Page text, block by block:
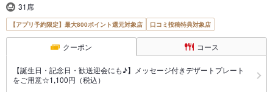
31席
【アプリ予約限定】最大800ポイント還元対象店 口コミ投稿特典対象店
クーポン コース
【誕生日・記念日・歓送迎会にも♪】メッセージ付きデザートプレート
をご用意☆1,100円（税込）